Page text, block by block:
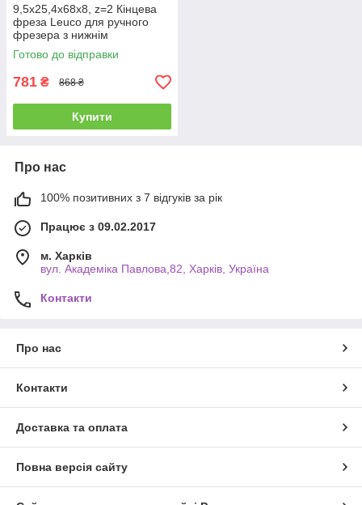
9,5х25,4х68х8, z=2 Кінцева
фреза Leuco для ручного
фрезера з нижнім
підшипником
Готово до відправки
781 ₴ 868 ₴
Купити
Про нас
100% позитивних з 7 відгуків за рік
Працює з 09.02.2017
м. Харків
вул. Академіка Павлова,82, Харків, Україна
Контакти
Про нас
Контакти
Доставка та оплата
Повна версія сайту